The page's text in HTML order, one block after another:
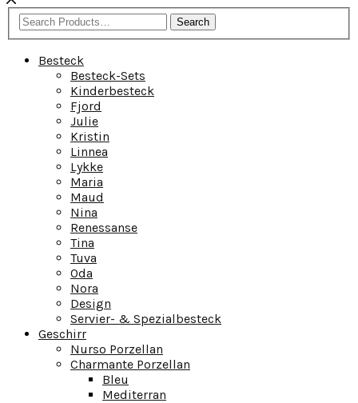
Search
Besteck
Besteck-Sets
Kinderbesteck
Fjord
Julie
Kristin
Linnea
Lykke
Maria
Maud
Nina
Renessanse
Tina
Tuva
Oda
Nora
Design
Servier- & Spezialbesteck
Geschirr
Nurso Porzellan
Charmante Porzellan
Bleu
Mediterran